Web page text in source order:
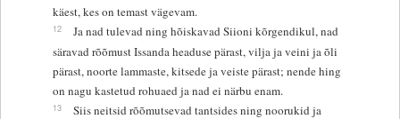
käest, kes on temast vägevam.
12
Ja nad tulevad ning hõiskavad Siioni kõrgendikul, nad
säravad rõõmust Issanda headuse pärast, vilja ja veini ja õli
pärast, noorte lammaste, kitsede ja veiste pärast; nende hing
on nagu kastetud rohuaed ja nad ei närbu enam.
13
Siis neitsid rõõmutsevad tantsides ning noorukid ja